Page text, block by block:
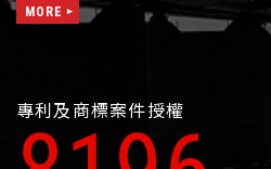
MORE
專利及商標案件授權